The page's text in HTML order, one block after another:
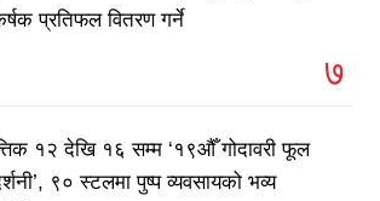
प्रतिफल वितरण गर्ने
७
१२ देखि १६ सम्म ‘१९औँ गोदावरी फूल
९० स्टलमा पुष्प व्यवसायको भव्य